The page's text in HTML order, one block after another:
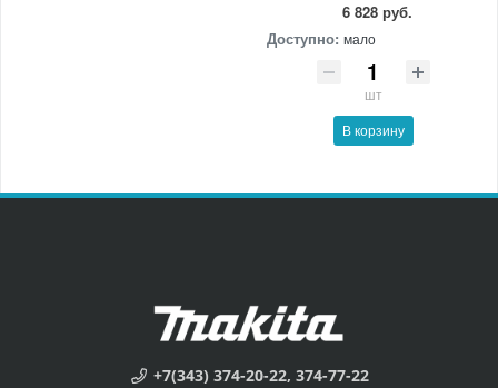
6 828 руб.
Доступно: мало
шт
В корзину
+7(343) 374-20-22, 374-77-22